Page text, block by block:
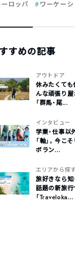
ーロッパ
ワーケー
すめの記事
アウトドア
休みたくても
んな頑張り屋
「群馬・尾...
インタビュー
学業・仕事以
「軸」。今こ
ボラン...
エリアから探す
旅好きなら知
話題の新旅行
「Traveloka...